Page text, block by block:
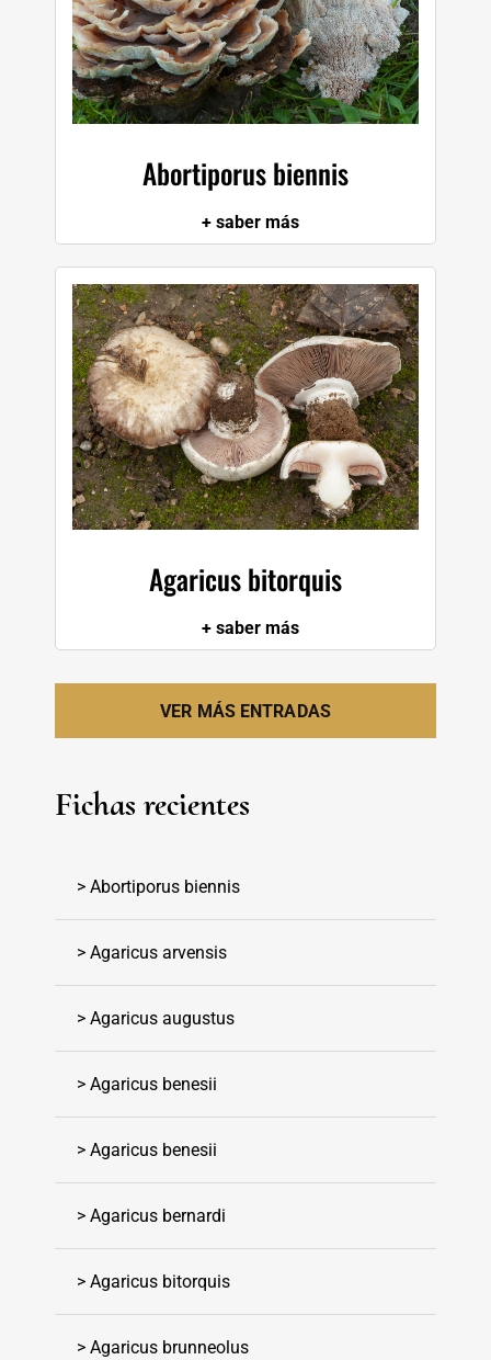
Abortiporus biennis
+ saber más
Agaricus bitorquis
+ saber más
VER MÁS ENTRADAS
Fichas recientes
> Abortiporus biennis
> Agaricus arvensis
> Agaricus augustus
> Agaricus benesii
> Agaricus benesii
> Agaricus bernardi
> Agaricus bitorquis
> Agaricus brunneolus